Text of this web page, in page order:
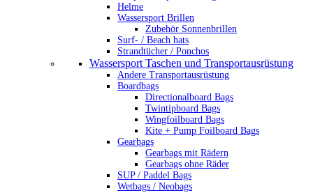
Helme
Wassersport Brillen
Zubehör Sonnenbrillen
Surf- / Beach hats
Strandtücher / Ponchos
Wassersport Taschen und Transportausrüstung
Andere Transportausrüstung
Boardbags
Directionalboard Bags
Twintipboard Bags
Wingfoilboard Bags
Kite + Pump Foilboard Bags
Gearbags
Gearbags mit Rädern
Gearbags ohne Räder
SUP / Paddel Bags
Wetbags / Neobags